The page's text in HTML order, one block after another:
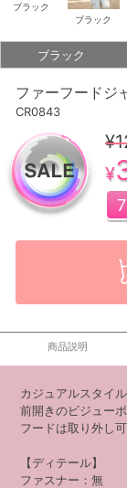
ブラック
ブラック
ブラック
ファーフードジ
CR0843
¥
商品説明
カジュアルスタイ
前開きのビジュー
フードは取り外し
【ディテール】
ファスナー：無